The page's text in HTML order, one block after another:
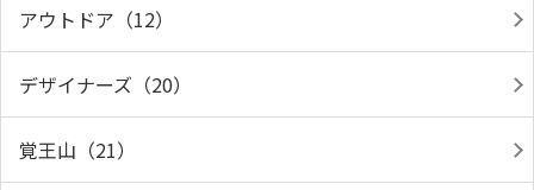
アウトドア（12）
デザイナーズ（20）
覚王山（21）